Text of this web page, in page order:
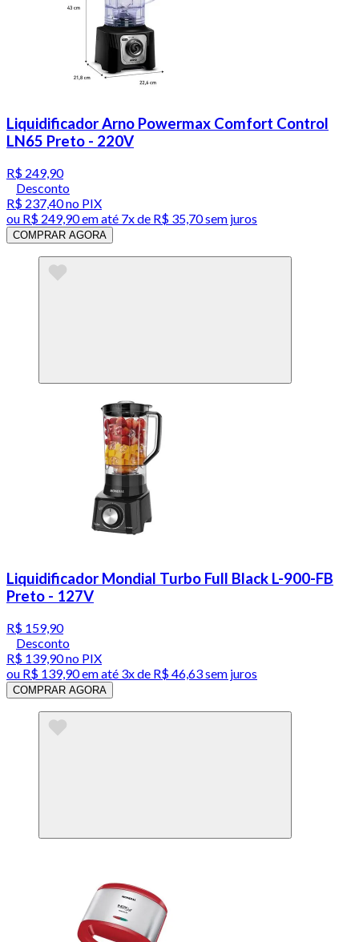
Liquidificador Arno Powermax Comfort Control
LN65 Preto - 220V
R$ 249,90
Desconto
R$ 237,40no PIX
ou R$ 249,90em até 7x de R$ 35,70 sem juros
COMPRAR AGORA
Liquidificador Mondial Turbo Full Black L-900-FB
Preto - 127V
R$ 159,90
Desconto
R$ 139,90no PIX
ou R$ 139,90em até 3x de R$ 46,63 sem juros
COMPRAR AGORA